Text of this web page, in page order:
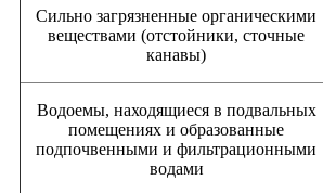
Сильно загрязненные органическими
веществами (отстойники, сточные
канавы)
Водоемы, находящиеся в подвальных
помещениях и образованные
подпочвенными и фильтрационными
водами